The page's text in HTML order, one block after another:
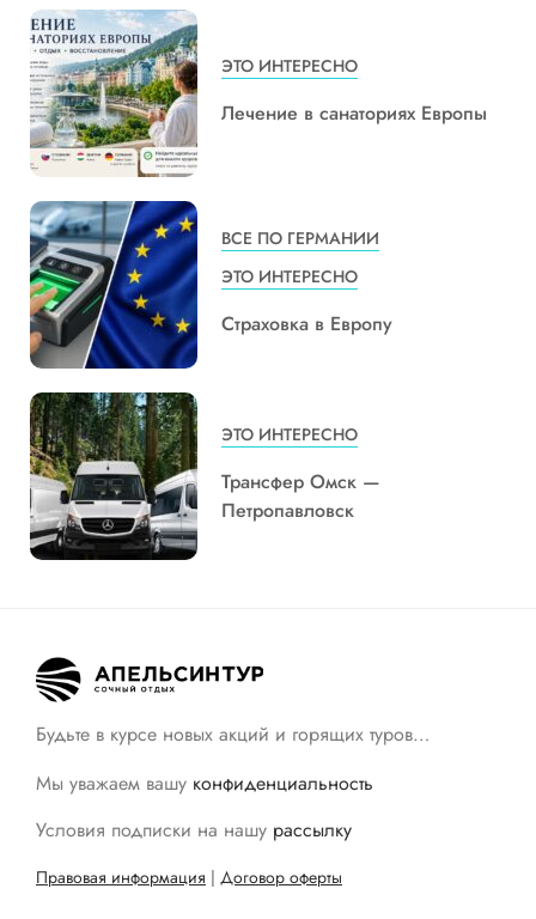
ЭТО ИНТЕРЕСНО
Лечение в санаториях Европы
ВСЕ ПО ГЕРМАНИИ
ЭТО ИНТЕРЕСНО
Страховка в Европу
ЭТО ИНТЕРЕСНО
Трансфер Омск —
Петропавловск
Будьте в курсе новых акций и горящих туров…
Мы уважаем вашу конфиденциальность
Условия подписки на нашу рассылку
Правовая информация | Договор оферты